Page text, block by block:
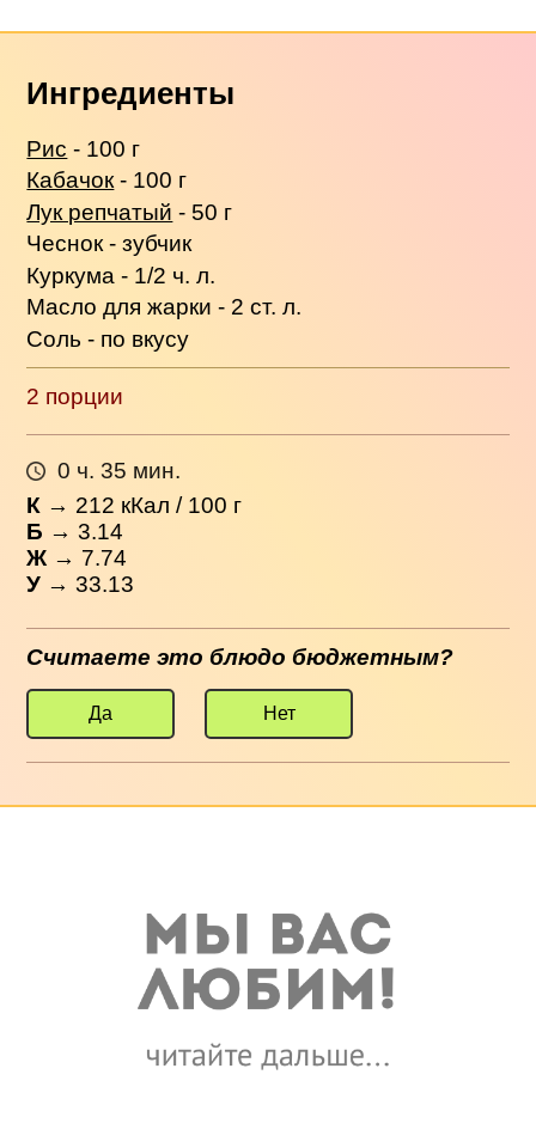
Ингредиенты
Рис - 100 г
Кабачок- 100 г
Лук репчатый - 50 г
Чеснок - зубчик
Куркума - 1/2 ч. л.
Масло для жарки - 2 ст. л.
Соль - по вкусу
2 порции
0 ч. 35 мин.
К → 212 кКал / 100 г
Б → 3.14
Ж → 7.74
У → 33.13
Считаете это блюдо бюджетным?
Да Нет